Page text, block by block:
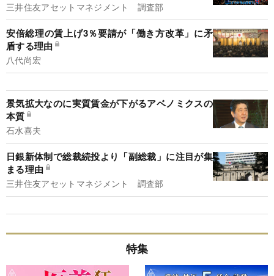
三井住友アセットマネジメント 調査部
安倍総理の賃上げ3％要請が「働き方改革」に矛
盾する理由
八代尚宏
景気拡大なのに実質賃金が下がるアベノミクスの
本質
石水喜夫
日銀新体制で総裁続投より「副総裁」に注目が集
まる理由
三井住友アセットマネジメント 調査部
特集